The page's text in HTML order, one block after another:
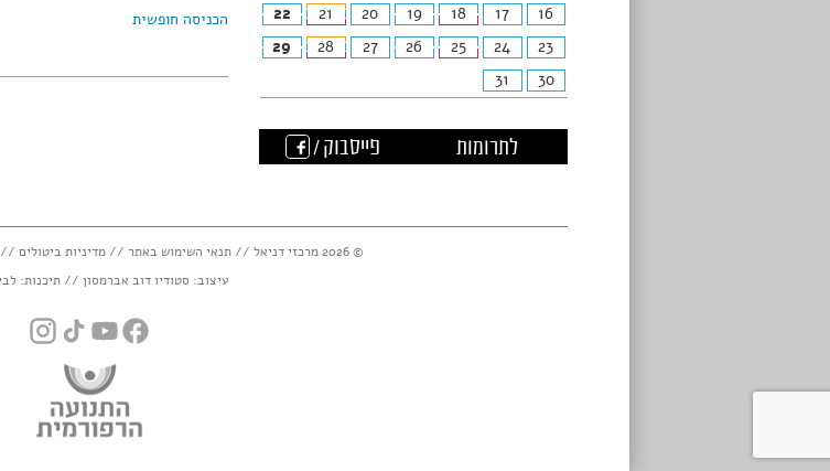
16
17
18
19
20
21
22
23
24
25
26
27
28
29
30
31
לתרומות פייסבוק /
הכניסה חופשית
© 2026 מרכזי דניאל // תנאי השימוש באתר //מדיניות ביטולים
עיצוב: סטודיו דוב אברמסון // תיכנות: